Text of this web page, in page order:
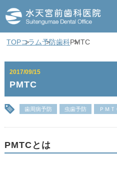
TOPコラム予防歯科PMTC
2017/09/15
PMTC
歯周病予防 虫歯予防 ＰＭＴ
PMTCとは